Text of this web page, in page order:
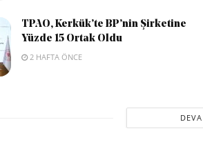
TPAO, Kerkük’te BP’nin Şirketine
Yüzde 15 Ortak Oldu
2 HAFTA ÖNCE